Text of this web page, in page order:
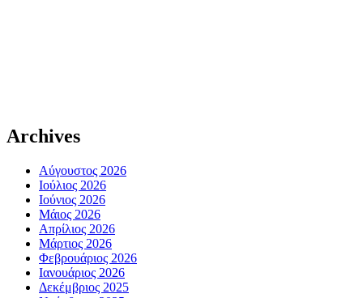
Archives
Αύγουστος 2026
Ιούλιος 2026
Ιούνιος 2026
Μάιος 2026
Απρίλιος 2026
Μάρτιος 2026
Φεβρουάριος 2026
Ιανουάριος 2026
Δεκέμβριος 2025